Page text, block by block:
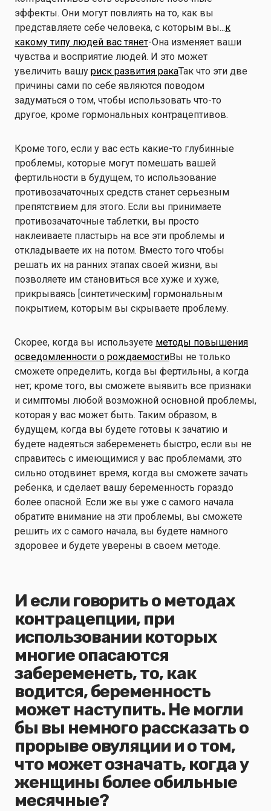
эффекты. Они могут повлиять на то, как вы
представляете себе человека, с которым вы...к
какому типу людей вас тянет-Она изменяет ваши
чувства и восприятие людей. И это может
увеличить вашу риск развития ракаТак что эти две
причины сами по себе являются поводом
задуматься о том, чтобы использовать что-то
другое, кроме гормональных контрацептивов.
Кроме того, если у вас есть какие-то глубинные
проблемы, которые могут помешать вашей
фертильности в будущем, то использование
противозачаточных средств станет серьезным
препятствием для этого. Если вы принимаете
противозачаточные таблетки, вы просто
наклеиваете пластырь на все эти проблемы и
откладываете их на потом. Вместо того чтобы
решать их на ранних этапах своей жизни, вы
позволяете им становиться все хуже и хуже,
прикрываясь [синтетическим] гормональным
покрытием, которым вы скрываете проблему.
Скорее, когда вы используете методы повышения
осведомленности о рождаемостиВы не только
сможете определить, когда вы фертильны, а когда
нет; кроме того, вы сможете выявить все признаки
и симптомы любой возможной основной проблемы,
которая у вас может быть. Таким образом, в
будущем, когда вы будете готовы к зачатию и
будете надеяться забеременеть быстро, если вы не
справитесь с имеющимися у вас проблемами, это
сильно отодвинет время, когда вы сможете зачать
ребенка, и сделает вашу беременность гораздо
более опасной. Если же вы уже с самого начала
обратите внимание на эти проблемы, вы сможете
решить их с самого начала, вы будете намного
здоровее и будете уверены в своем методе.
И если говорить о методах
контрацепции, при
использовании которых
многие опасаются
забеременеть, то, как
водится, беременность
может наступить. Не могли
бы вы немного рассказать о
прорыве овуляции и о том,
что может означать, когда у
женщины более обильные
месячные?